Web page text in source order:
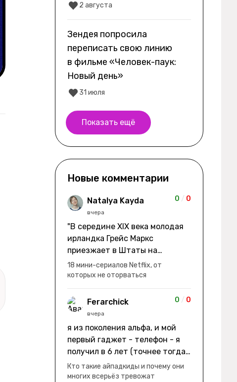
2 августа
Зендея попросила
переписать свою линию
в фильме «Человек-паук:
Новый день»
31 июля
Показать ещё
Новые комментарии
Natalya Kayda
вчера
0 / 0
"В середине XIX века молодая
ирландка Грейс Маркс
приезжает в Штаты на
заработки" не на заработки -
она иммигрирует с семьей и не
в США, а в Канаду "заниматься
сексом ради удовольствия, а
не для зачатия" - героиня уже
ее побега из общины. не в
первый раз замечаю такие
косяки. с ИИ пишете? :)
18 мини-сериалов Netflix, от
которых не оторваться
Ferarchick
вчера
0 / 0
я из поколения альфа, и мой
первый гаджет - телефон - я
получил в 6 лет (точнее тогда
мне уже было почти 7), потом
его отобрали и я просто
Кто такие айпадкиды и почему они
многих всерьёз тревожат